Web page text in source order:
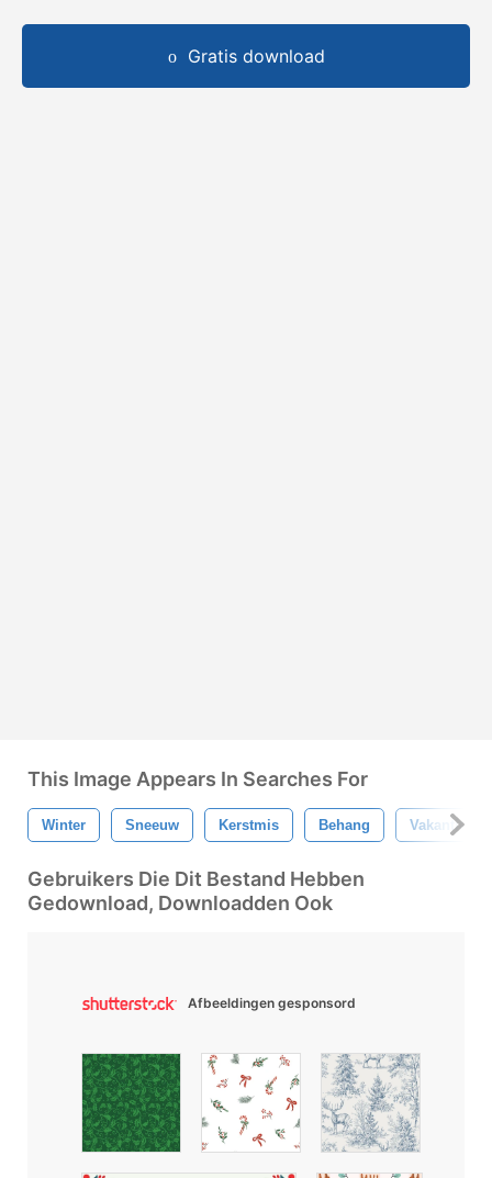
Gratis download
This Image Appears In Searches For
Winter Sneeuw Kerstmis Behang Vakantie
Gebruikers Die Dit Bestand Hebben
Gedownload, Downloadden Ook
Afbeeldingen gesponsord